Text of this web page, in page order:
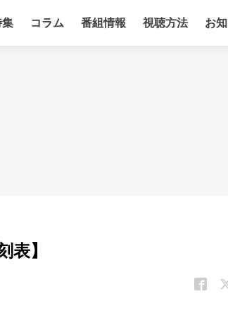
コラム 番組情報 視聴方法 お
表】